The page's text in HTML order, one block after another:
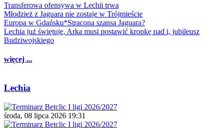
Transferowa ofensywa w Lechii trwa
Młodzież z Jaguara nie zostaje w Trójmieście
Europa w Gdańsku*Stracona szansa Jaguara?
Lechia już świętuje, Arka musi postawić kropkę nad i, jubileusz
Budziwojskiego
więcej ...
Lechia
środa, 08 lipca 2026 19:31